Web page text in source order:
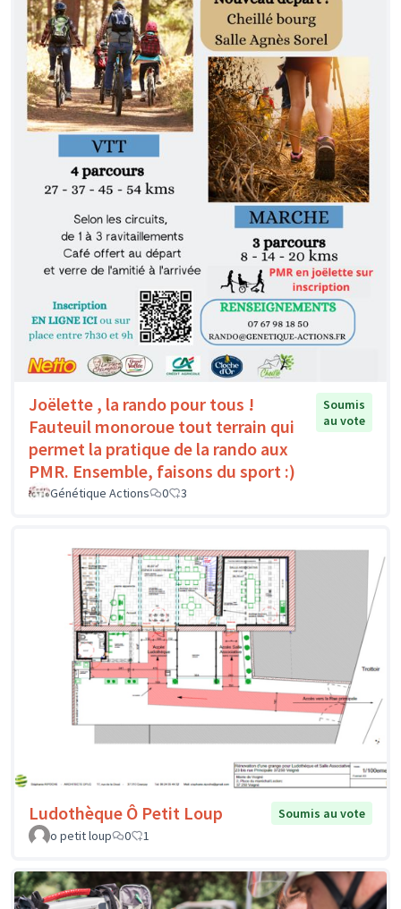
Joëlette , la rando pour tous !
Fauteuil monoroue tout terrain qui
permet la pratique de la rando aux
PMR. Ensemble, faisons du sport :)
Soumis
au vote
Génétique Actions 0 3
Ludothèque Ô Petit Loup
Soumis au vote
o petit loup
0 1